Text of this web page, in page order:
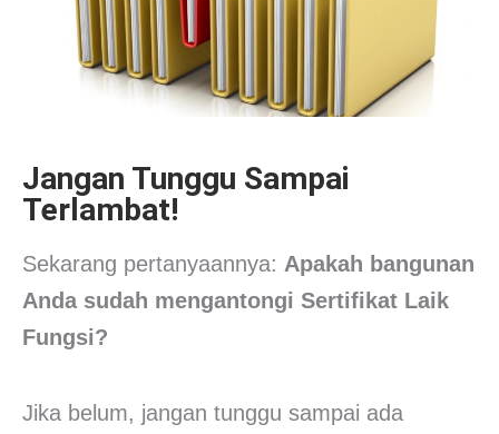
Jangan Tunggu Sampai
Terlambat!
Sekarang pertanyaannya: Apakah bangunan
Anda sudah mengantongi Sertifikat Laik
Fungsi?
Jika belum, jangan tunggu sampai ada